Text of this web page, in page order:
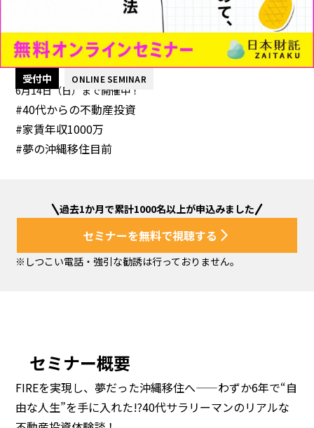
受付中
6月14日（日）まで開催中！
#40代からの不動産投資
#家賃年収1000万
#夢の沖縄移住目前
ONLINE SEMINAR
過去1か月で累計1000名以上が申込みました
セミナーを無料で視聴する arrow_forward_ios
※しつこい電話・強引な勧誘は行っておりません。
セミナー概要
FIREを実現し、夢だった沖縄移住へ——わずか6年で“自
由な人生”を手に入れた!?40代サラリーマンのリアルな